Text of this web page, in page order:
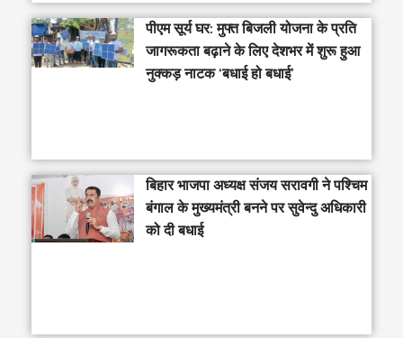
पीएम सूर्य घर: मुफ्त बिजली योजना के प्रति
जागरूकता बढ़ाने के लिए देशभर में शुरू हुआ
नुक्कड़ नाटक ‘बधाई हो बधाई’
‎बिहार भाजपा अध्यक्ष संजय सरावगी ने पश्चिम
बंगाल के मुख्यमंत्री बनने पर सुवेन्दु अधिकारी
को दी बधाई